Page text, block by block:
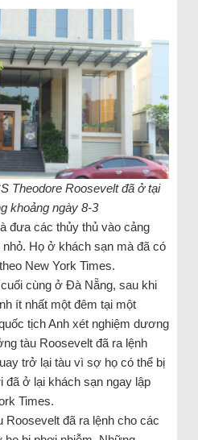
Theodore Roosevelt đã ở tại
khoảng ngày 8-3
đưa các thủy thủ vào cảng
Họ ở khách sạn mà đã có
New York Times.
cùng ở Đà Nẵng, sau khi
ít nhất một đêm tại một
tịch Anh xét nghiệm dương
tàu Roosevelt đã ra lệnh
trở lại tàu vì sợ họ có thể bị
ở lại khách sạn ngay lập
Times.
Roosevelt đã ra lệnh cho các